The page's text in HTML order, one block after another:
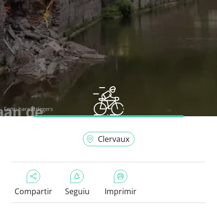
Font:haroldslegers
Clervaux
Compartir Seguiu Imprimir